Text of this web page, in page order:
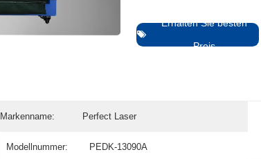
Erhalten Sie besten
Preis
Markenname: Perfect Laser
Modellnummer: PEDK-13090A